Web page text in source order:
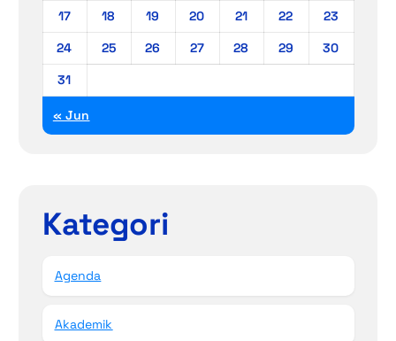
17
18 19 20 21 22
23
24
25 26 27 28 29
30
31
« Jun
Kategori
Agenda
Akademik